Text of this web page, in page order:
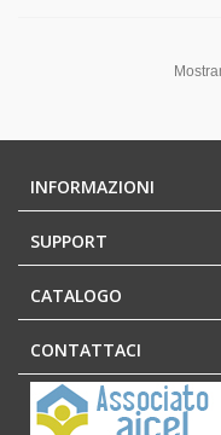
INFORMAZIONI
SUPPORT
CATALOGO
CONTATTACI